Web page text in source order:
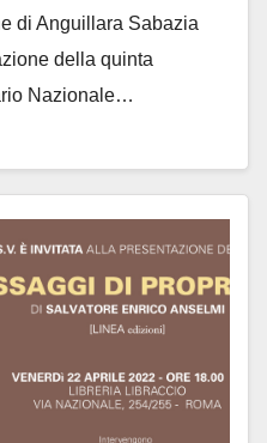
di Anguillara Sabazia
della quinta
Nazionale…